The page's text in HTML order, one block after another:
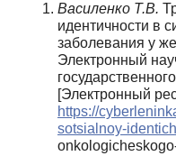
Василенко Т.В.
идентичности в
заболевания у
Электронный
[Электронный
https://
sotsialnoy-